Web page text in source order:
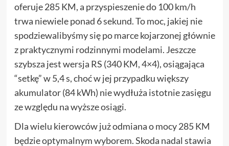
oferuje 285 KM, a przyspieszenie do 100 km/h
trwa niewiele ponad 6 sekund. To moc, jakiej nie
spodziewalibyśmy się po marce kojarzonej głównie
z praktycznymi rodzinnymi modelami. Jeszcze
szybsza jest wersja RS (340 KM, 4×4), osiągająca
“setkę” w 5,4 s, choć w jej przypadku większy
akumulator (84 kWh) nie wydłuża istotnie zasięgu
ze względu na wyższe osiągi.
Dla wielu kierowców już odmiana o mocy 285 KM
będzie optymalnym wyborem. Skoda nadal stawia